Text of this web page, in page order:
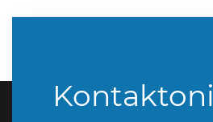
Kontaktoni